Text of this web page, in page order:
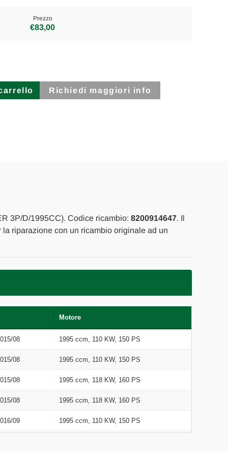
Prezzo
€83,00
Richiedi maggiori info
3P/D/1995CC). Codice ricambio: 8200914647. Il
riparazione con un ricambio originale ad un
Motore
08 1995 ccm, 110 KW, 150 PS
08 1995 ccm, 110 KW, 150 PS
08 1995 ccm, 118 KW, 160 PS
08 1995 ccm, 118 KW, 160 PS
09 1995 ccm, 110 KW, 150 PS